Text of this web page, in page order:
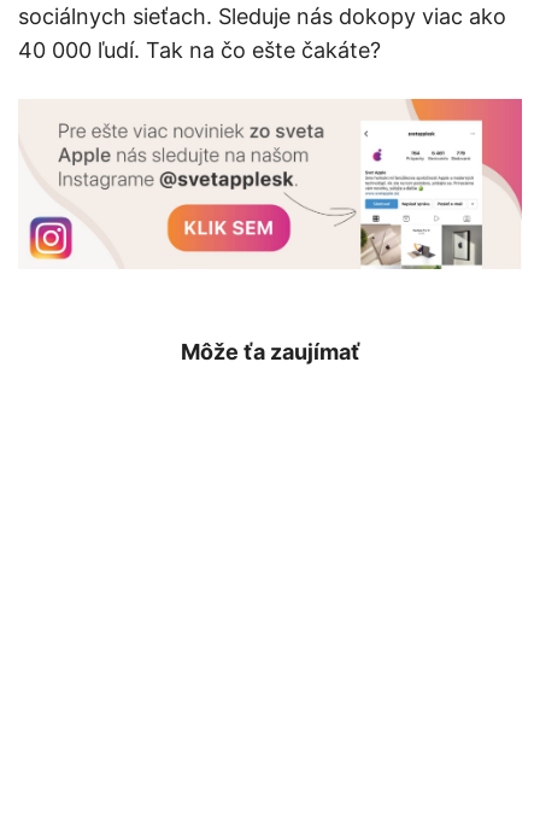
sociálnych sieťach. Sleduje nás dokopy viac ako
40 000 ľudí. Tak na čo ešte čakáte?
Môže ťa zaujímať